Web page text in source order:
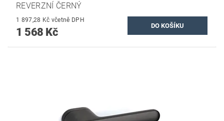
REVERZNÍ ČERNÝ
1 897,28 Kč včetně DPH
1 568 Kč